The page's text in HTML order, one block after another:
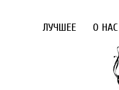
ЛУЧШЕЕ О НАС